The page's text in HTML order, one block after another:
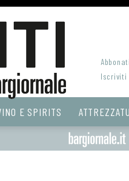
Abbonati
Iscriviti
E SPIRITS